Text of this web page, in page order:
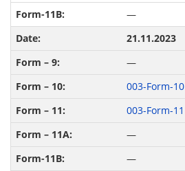
—
21.11.2023
—
003-Form-10
003-Form-11
—
—